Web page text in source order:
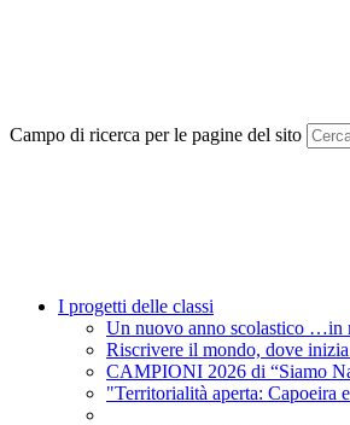
Campo di ricerca per le pagine del sito
I progetti delle classi
Un nuovo anno scolastico …in
Riscrivere il mondo, dove
CAMPIONI 2026 di “Siamo
"Territorialità aperta: Capoeira